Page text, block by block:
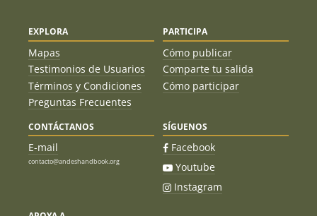
EXPLORA
Mapas
Testimonios de Usuarios
Términos y Condiciones
Preguntas Frecuentes
PARTICIPA
Cómo publicar
Comparte tu salida
Cómo participar
CONTÁCTANOS
E-mail
contacto@andeshandbook.org
SÍGUENOS
Facebook
Youtube
Instagram